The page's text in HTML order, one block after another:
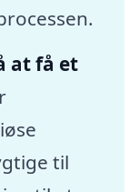
at få et
til